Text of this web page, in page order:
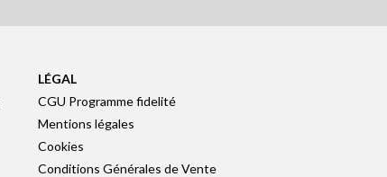
LÉGAL
CGU Programme fidelité
Mentions légales
Cookies
Conditions Générales de Vente